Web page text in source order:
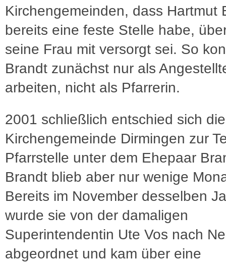
Kirchengemeinden, dass Hartmut
bereits eine feste Stelle habe,
seine Frau mit versorgt sei. So
Brandt zunächst nur als
arbeiten, nicht als Pfarrerin.
2001 schließlich entschied sich die
Kirchengemeinde Dirmingen zur
Pfarrstelle unter dem Ehepaar
Brandt blieb aber nur wenige
Bereits im November desselben
wurde sie von der damaligen
Superintendentin Ute Vos nach
abgeordnet und kam über eine